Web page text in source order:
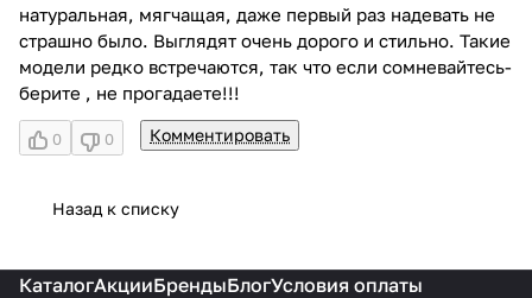
натуральная, мягчащая, даже первый раз надевать не
страшно было. Выглядят очень дорого и стильно. Такие
модели редко встречаются, так что если сомневайтесь-
берите , не прогадаете!!!
0 0 Комментировать
Назад к списку
КаталогАкцииБрендыБлогУсловия оплаты